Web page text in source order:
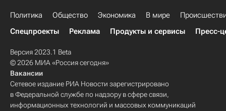
Политика Общество Экономика В мире
Спецпроекты
Реклама Продукты и сервисы Пресс-
Версия 2023.1 Beta
© 2026 МИА «Россия сегодня»
Вакансии
Сетевое издание РИА Новости зарегистрировано
в Федеральной службе по надзору в сфере связи,
информационных технологий и массовых коммуникаций